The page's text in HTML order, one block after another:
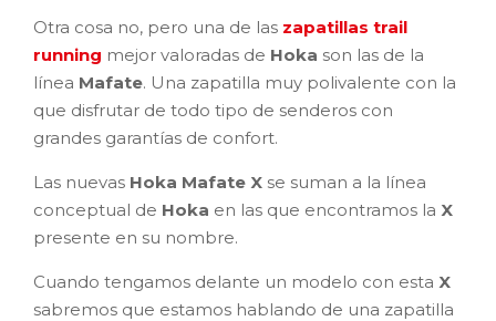
Otra cosa no, pero una de las zapatillas trail
running mejor valoradas de Hoka son las de la
línea Mafate. Una zapatilla muy polivalente con la
que disfrutar de todo tipo de senderos con
grandes garantías de confort.
Las nuevas Hoka Mafate X se suman a la línea
conceptual de Hoka en las que encontramos la X
presente en su nombre.
Cuando tengamos delante un modelo con esta X
sabremos que estamos hablando de una zapatilla